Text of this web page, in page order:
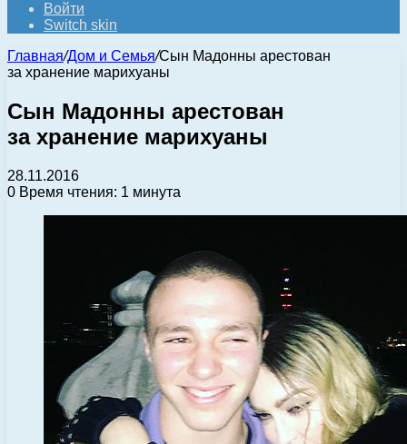
Войти
Switch skin
Главная/Дом и Семья/Сын Мадонны арестован
за хранение марихуаны
Сын Мадонны арестован
за хранение марихуаны
28.11.2016
0 Время чтения: 1 минута